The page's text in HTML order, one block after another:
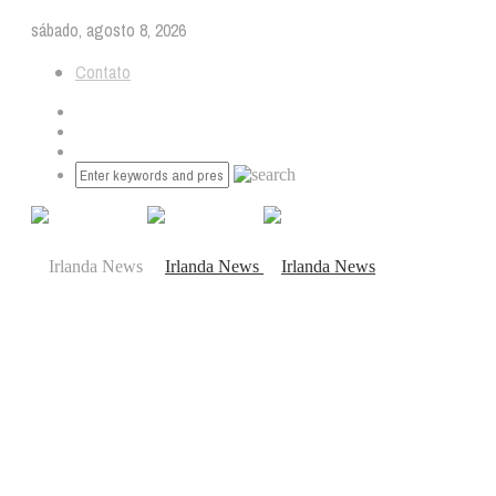
sábado, agosto 8, 2026
Contato